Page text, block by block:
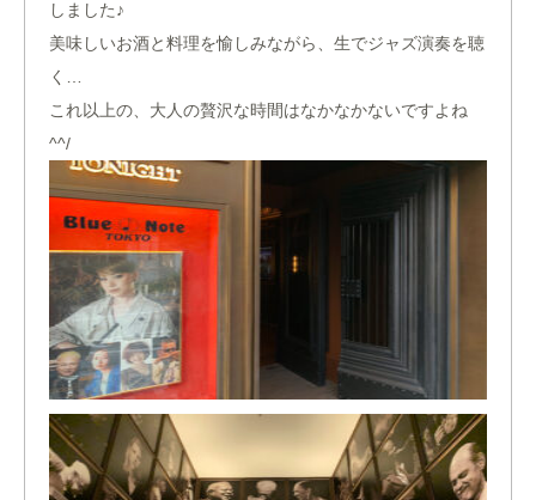
しました♪
美味しいお酒と料理を愉しみながら、生でジャズ演奏を聴
く…
これ以上の、大人の贅沢な時間はなかなかないですよね
^^/